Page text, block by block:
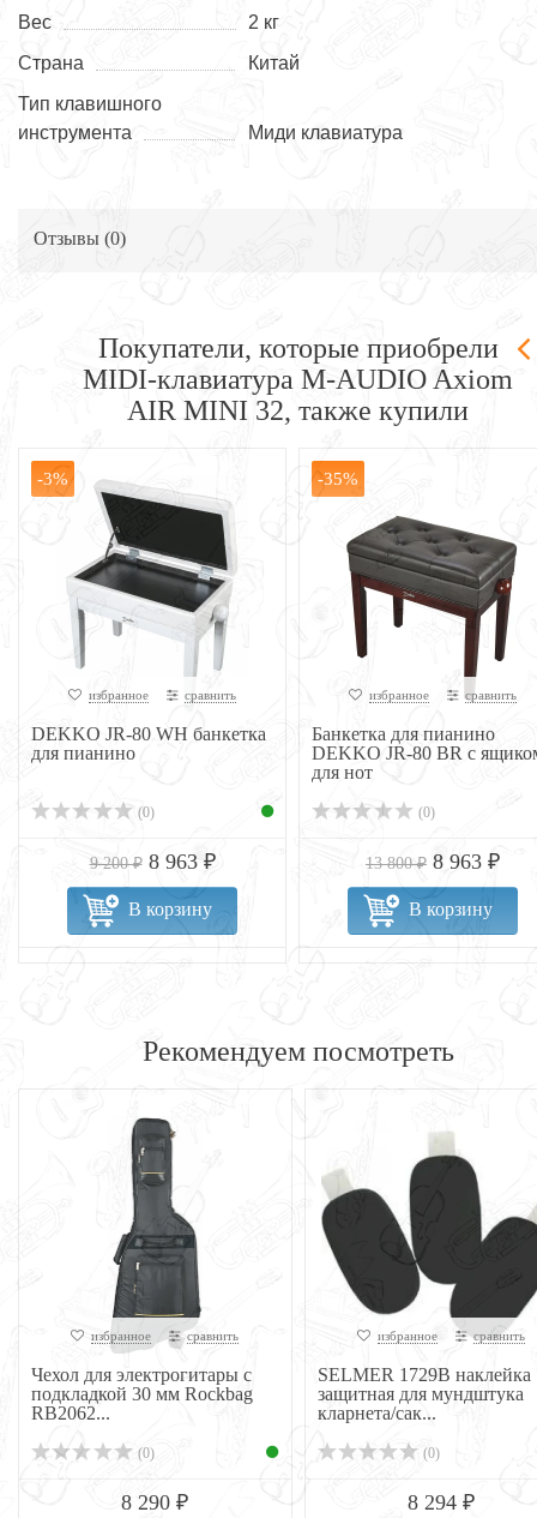
Вес
2 кг
Страна
Китай
Тип клавишного
инструмента
Миди клавиатура
Отзывы (0)
Покупатели, которые приобрели
MIDI-клавиатура M-AUDIO Axiom
AIR MINI 32, также купили
-3%
избранное сравнить
DEKKO JR-80 WH банкетка
для пианино
(0)
9 200 ₽ 8 963 ₽
В корзину
-35%
избранное сравнить
Банкетка для пианино
DEKKO JR-80 BR с
для нот
(0)
13 800 ₽ 8 963 ₽
В корзину
Рекомендуем посмотреть
избранное сравнить
Чехол для электрогитары с
подкладкой 30 мм Rockbag
RB2062...
(0)
8 290 ₽
избранное сравнить
SELMER 1729B наклейка
защитная для мундштука
кларнета/сак...
(0)
8 294 ₽